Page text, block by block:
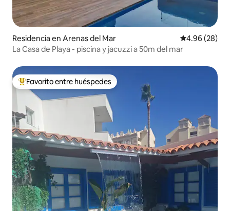
Residencia en Arenas del Mar Calificación
4.96 (28)
La Casa de Playa - piscina y jacuzzi a 50m del mar
De los mejores en Favorito entre huéspedes
Favorito entre huéspedes